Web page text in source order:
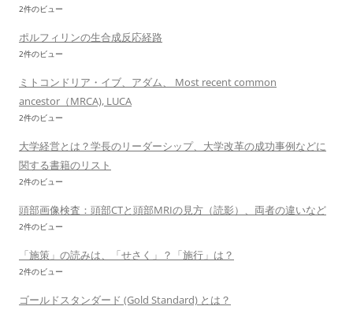
2件のビュー
ポルフィリンの生合成反応経路
2件のビュー
ミトコンドリア・イブ、アダム、 Most recent common
ancestor（MRCA), LUCA
2件のビュー
大学経営とは？学長のリーダーシップ、大学改革の成功事例などに
関する書籍のリスト
2件のビュー
頭部画像検査：頭部CTと頭部MRIの見方（読影）、両者の違いなど
2件のビュー
「施策」の読みは、「せさく」？「施行」は？
2件のビュー
ゴールドスタンダード (Gold Standard) とは？